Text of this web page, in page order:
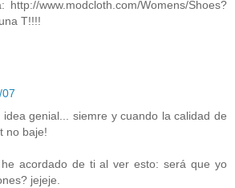
http://www.modcloth.com/Womens/Shoes?
T!!!!
07
genial... siemre y cuando la calidad de
no baje!
acordado de ti al ver esto: será que yo
jejeje.